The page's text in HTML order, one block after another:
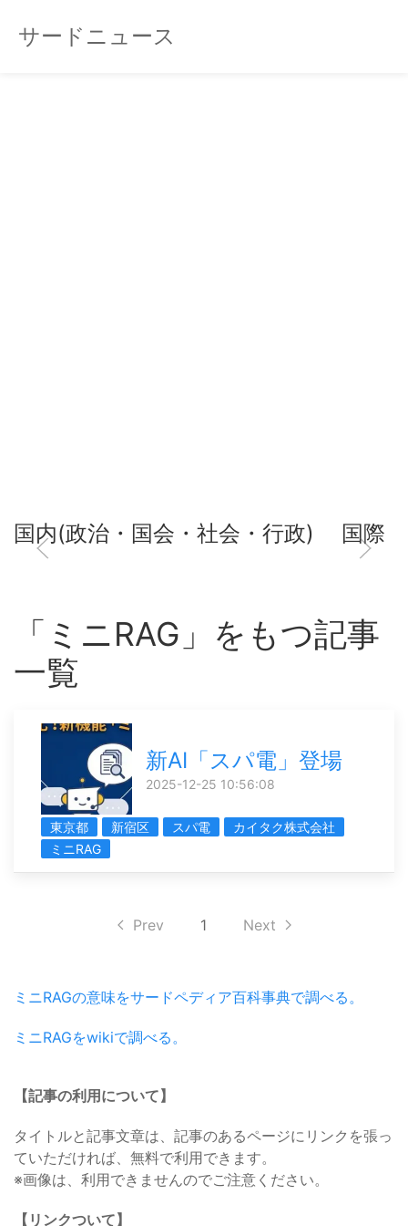
サードニュース
国内(政治・国会・社会・行政) 国際
「ミニRAG」をもつ記事
一覧
新AI「スパ電」登場
2025-12-25 10:56:08
東京都 新宿区 スパ電
カイタク株式会社
ミニRAG
Prev 1 Next
ミニRAGの意味をサードペディア百科事典で調べる。
ミニRAGをwikiで調べる。
【記事の利用について】
タイトルと記事文章は、記事のあるページにリンクを張っ
ていただければ、無料で利用できます。
※画像は、利用できませんのでご注意ください。
【リンクついて】